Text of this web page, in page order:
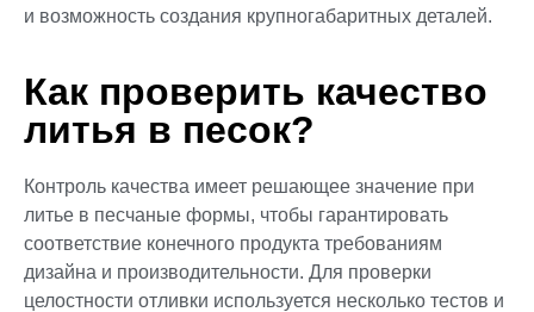
и возможность создания крупногабаритных деталей.
Как проверить качество
литья в песок?
Контроль качества имеет решающее значение при
литье в песчаные формы, чтобы гарантировать
соответствие конечного продукта требованиям
дизайна и производительности. Для проверки
целостности отливки используется несколько тестов и